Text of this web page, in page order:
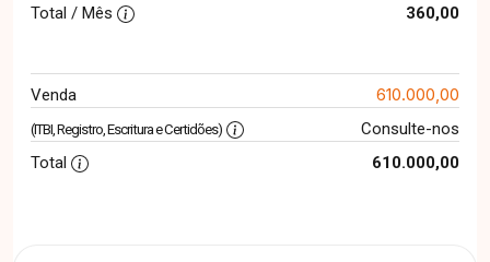
Total / Mês
360,00
Venda 610.000,00
(ITBI, Registro, Escritura e Certidões)
Consulte-nos
Total
610.000,00